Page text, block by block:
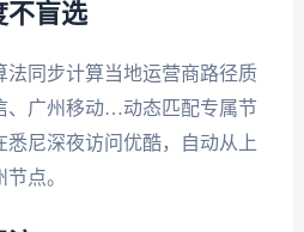
不盲选
法同步计算当地运营商路径质
、广州移动…动态匹配专属节
悉尼深夜访问优酷，自动从上
点。